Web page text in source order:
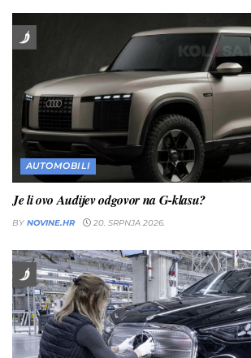
AUTOMOBILI
Je li ovo Audijev odgovor na G-klasu?
BY NOVINE.HR 20. SRPNJA 2026.